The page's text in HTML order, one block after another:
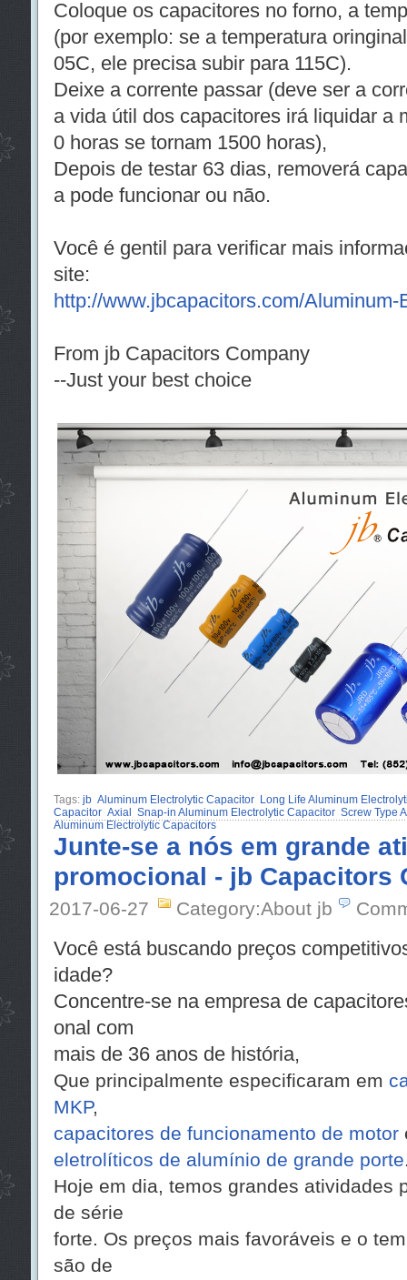
Coloque os capacitores no forno, a
(por exemplo: se a temperatura
05C, ele precisa subir para 115C).
Deixe a corrente passar (deve ser a
a vida útil dos capacitores irá liquidar a
0 horas se tornam 1500 horas),
Depois de testar 63 dias, removerá
a pode funcionar ou não.
Você é gentil para verificar mais
site:
http://www.jbcapacitors.com/
From jb Capacitors Company
--Just your best choice
Tags: jb Aluminum Electrolytic Capacitor
Long Life Aluminum
Capacitor Axial Snap-in Aluminum Electrolytic Capacitor Screw Type
Aluminum Electrolytic Capacitors
Junte-se a nós em grande
promocional - jb Capacitors
2017-06-27 Category:About jb
Você está buscando preços
idade?
Concentre-se na empresa de
onal com
mais de 36 anos de história,
Que principalmente especificaram em
MKP,
capacitores de funcionamento de motor
eletrolíticos de alumínio de grande porte
Hoje em dia, temos grandes atividades
de série
forte. Os preços mais favoráveis e o
são de